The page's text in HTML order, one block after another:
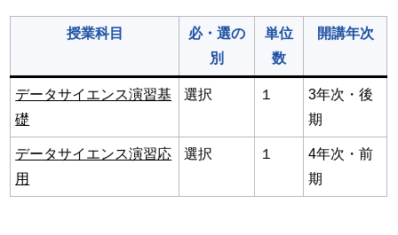
授業科目
必・選の
別
単位
数
開講年次
データサイエンス演習基
礎
選択 １
3年次・後
期
データサイエンス演習応
用
選択 １
4年次・前
期